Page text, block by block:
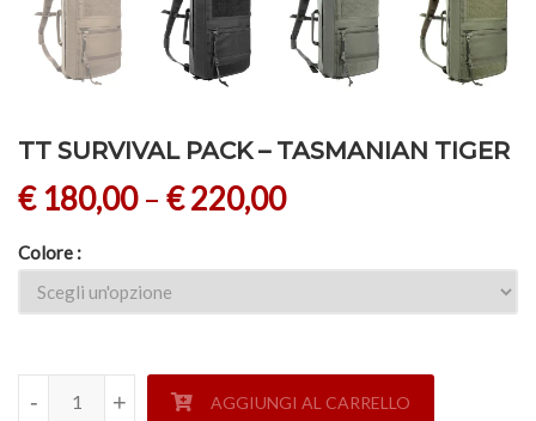
TT SURVIVAL PACK – TASMANIAN TIGER
€180,00– €220,00
Colore
TT SURVIVAL PACK - TASMANIAN TIGER quantità
+
- +
- AGGIUNGI AL CARRELLO